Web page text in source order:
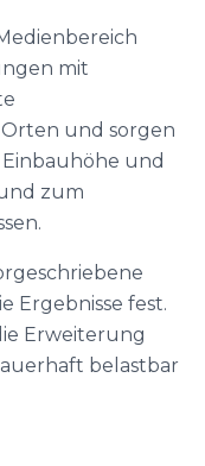
mit
und sorgen
und
zum
Ergebnisse fest.
Erweiterung
belastbar